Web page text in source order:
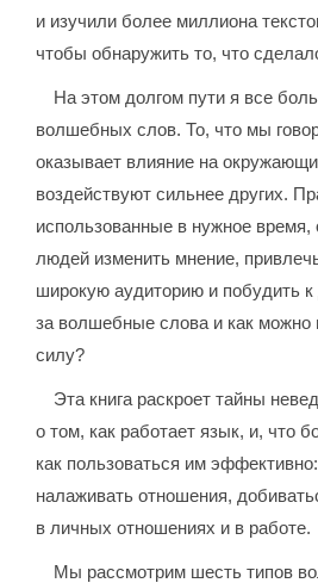
и изучили более миллиона
чтобы обнаружить то, что
На этом долгом пути я все
волшебных слов. То, что мы
оказывает влияние на
воздействуют сильнее других.
использованные в нужное время,
людей изменить мнение,
широкую аудиторию и побудить
за волшебные слова и как можно
силу?
Эта книга раскроет тайны
о том, как работает язык, и, что
как пользоваться им
налаживать отношения,
в личных отношениях и в работе.
Мы рассмотрим шесть типов